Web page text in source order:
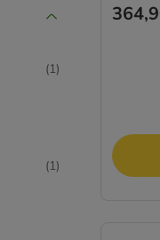
(1)
(1)